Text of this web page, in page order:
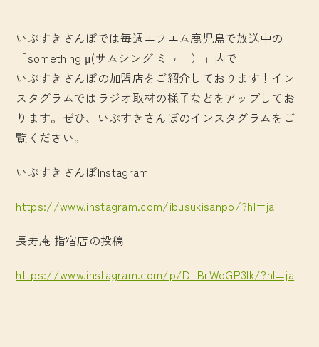
いぶすきさんぽでは毎週エフエム鹿児島で放送中の
「something μ(サムシング ミュー）」内で
いぶすきさんぽの加盟店をご紹介しております！イン
スタグラムではラジオ取材の様子などをアップしてお
ります。ぜひ、いぶすきさんぽのインスタグラムをご
覧ください。
いぶすきさんぽInstagram
https://www.instagram.com/ibusukisanpo/?hl=ja
長寿庵 指宿店の投稿
https://www.instagram.com/p/DLBrWoGP3lk/?hl=ja